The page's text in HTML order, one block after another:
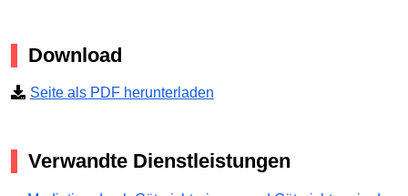
Download
Seite als PDF herunterladen
Verwandte Dienstleistungen